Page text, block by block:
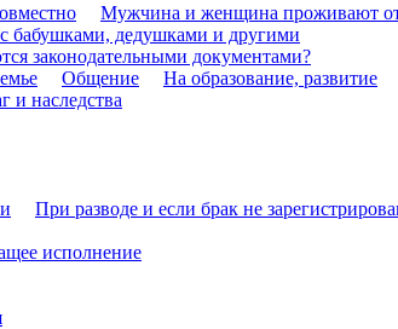
Мужчина и женщина проживают
бабушками, дедушками и другими
законодательными документами?
Общение На образование, развитие
и наследства
При разводе и если брак не
исполнение